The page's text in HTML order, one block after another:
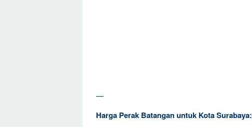
—
Harga Perak Batangan untuk Kota Surabaya: